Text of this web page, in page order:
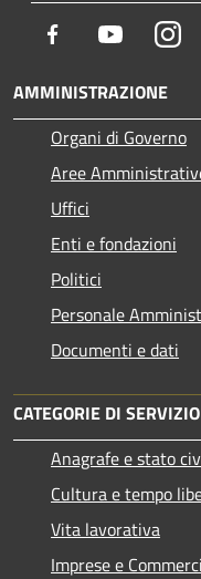
Facebook Youtube
AMMINISTRAZIONE
Organi di Governo
Aree
Uffici
Enti e fondazioni
Politici
Personale
Documenti e dati
CATEGORIE DI SERVIZIO
Anagrafe e stato
Cultura e tempo
Vita lavorativa
Imprese e